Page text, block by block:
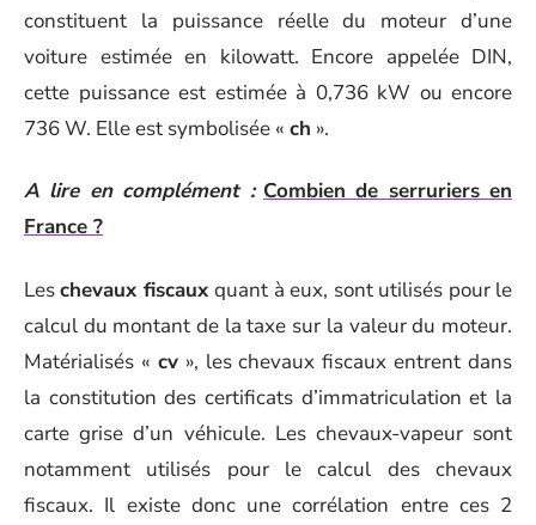
constituent la puissance réelle du moteur d’une
voiture estimée en kilowatt. Encore appelée DIN,
cette puissance est estimée à 0,736 kW ou encore
736 W. Elle est symbolisée « ch ».
A lire en complément : Combien de serruriers en
France ?
Leschevaux fiscauxquant à eux, sont utilisés pour le
calcul du montant de la taxe sur la valeur du moteur.
Matérialisés « cv», les chevaux fiscaux entrent dans
la constitution des certificats d’immatriculation et la
carte grise d’un véhicule. Les chevaux-vapeur sont
notamment utilisés pour le calcul des chevaux
fiscaux. Il existe donc une corrélation entre ces 2